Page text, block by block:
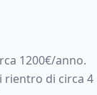
1200€/anno.
rientro di circa 4